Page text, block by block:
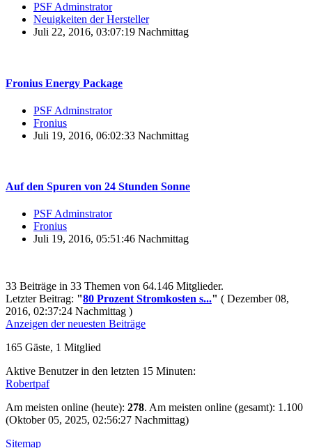
PSF Adminstrator
Neuigkeiten der Hersteller
Juli 22, 2016, 03:07:19 Nachmittag
Fronius Energy Package
PSF Adminstrator
Fronius
Juli 19, 2016, 06:02:33 Nachmittag
Auf den Spuren von 24 Stunden Sonne
PSF Adminstrator
Fronius
Juli 19, 2016, 05:51:46 Nachmittag
33 Beiträge in 33 Themen von 64.146 Mitglieder.
Letzter Beitrag: "80 Prozent Stromkosten s..." ( Dezember 08,
2016, 02:37:24 Nachmittag )
Anzeigen der neuesten Beiträge
165 Gäste, 1 Mitglied
Aktive Benutzer in den letzten 15 Minuten:
Robertpaf
Am meisten online (heute): 278. Am meisten online (gesamt): 1.100
(Oktober 05, 2025, 02:56:27 Nachmittag)
Sitemap